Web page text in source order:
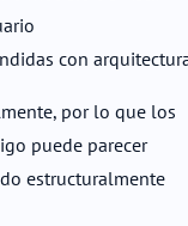
con
por lo que los
puede parecer
estructuralmente